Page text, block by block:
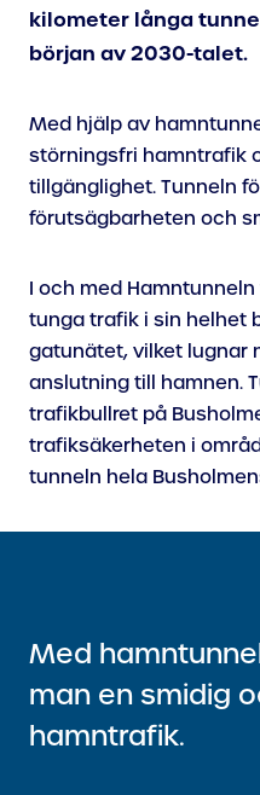
kilometer långa
början av 2030-talet.
Med hjälp av
störningsfri hamntrafik
tillgänglighet. Tunneln
förutsägbarheten och
I och med
tunga trafik i sin helhet
gatunätet, vilket lugnar
anslutning till hamnen.
trafikbullret på
trafiksäkerheten i
tunneln hela
Med
man en smidig
hamntrafik.